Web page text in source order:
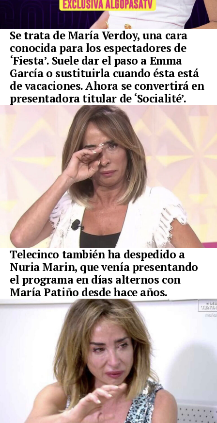
Se trata de María Verdoy, una cara
conocida para los espectadores de
‘Fiesta’. Suele dar el paso a Emma
García o sustituirla cuando ésta está
de vacaciones. Ahora se convertirá en
presentadora titular de ‘Socialité’.
Telecinco también ha despedido a
Nuria Marin, que venía presentando
el programa en días alternos con
María Patiño desde hace años.